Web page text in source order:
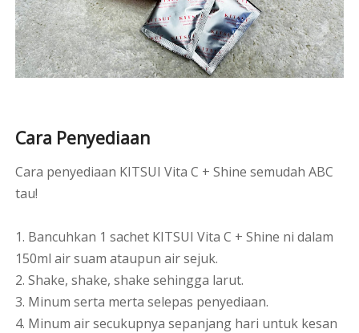
Cara Penyediaan
Cara penyediaan KITSUI Vita C + Shine semudah ABC
tau!
1. Bancuhkan 1 sachet KITSUI Vita C + Shine ni dalam
150ml air suam ataupun air sejuk.
2. Shake, shake, shake sehingga larut.
3. Minum serta merta selepas penyediaan.
4. Minum air secukupnya sepanjang hari untuk kesan